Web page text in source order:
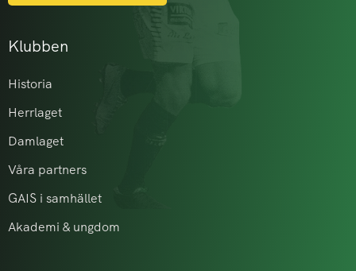
Klubben
Historia
Herrlaget
Damlaget
Våra partners
GAIS i samhället
Akademi & ungdom